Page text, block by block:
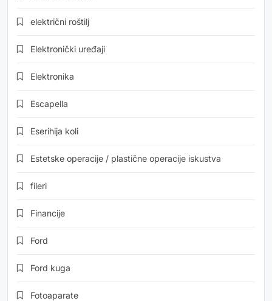
električni roštilj
Elektronički uređaji
Elektronika
Escapella
Eserihija koli
Estetske operacije / plastične operacije iskustva
fileri
Financije
Ford
Ford kuga
Fotoaparate